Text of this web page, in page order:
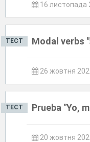
16 листопада
ТЕСТ Modal verbs
26 жовтня
ТЕСТ Prueba "Yo,
20 жовтня